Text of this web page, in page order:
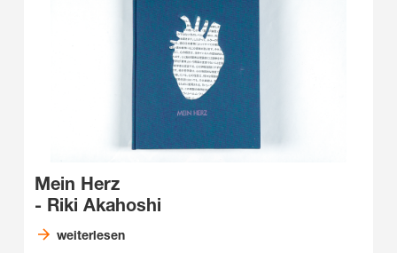
Mein Herz
- Riki Akahoshi
weiterlesen